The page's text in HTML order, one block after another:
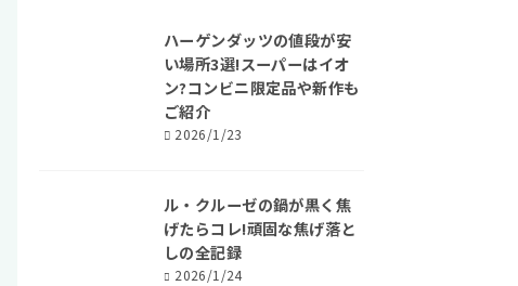
ハーゲンダッツの値段が安
い場所3選!スーパーはイオ
ン?コンビニ限定品や新作も
ご紹介
2026/1/23
ル・クルーゼの鍋が黒く焦
げたらコレ!頑固な焦げ落と
しの全記録
2026/1/24